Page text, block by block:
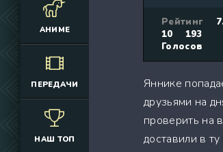
(308)
(4415)
(4533)
(576)
АНИМЕ
ПЕРЕДАЧИ
НАШ ТОП
Рейтинг
10
193
Голосов
Яннике
друзьями на
проверить на
доставили в